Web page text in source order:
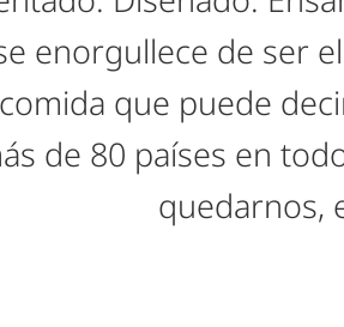
enorgullece de ser
que puede
de 80 países en
quedarnos,